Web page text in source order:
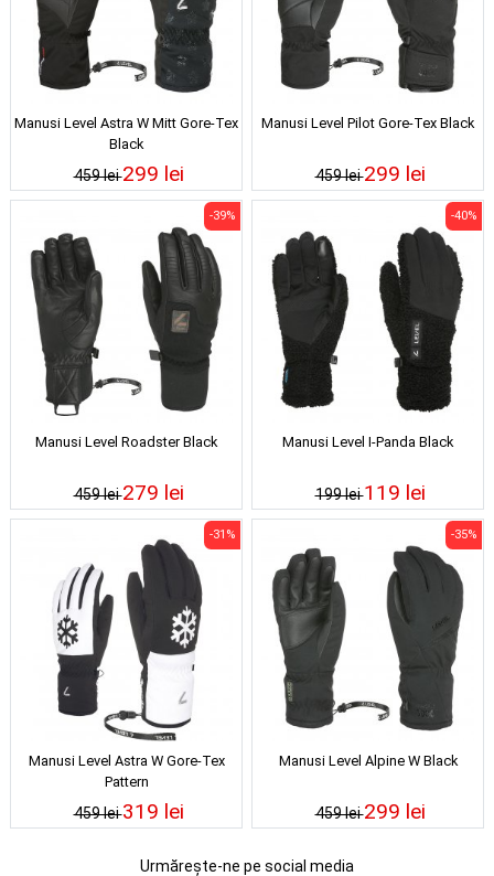
Manusi Level Astra W Mitt Gore-Tex
Black
459 lei299 lei
Manusi Level Pilot Gore-Tex Black
459 lei299 lei
Manusi Level Roadster Black
459 lei
-39%
279 lei
Manusi Level I-Panda Black
199 lei
-40%
119 lei
Manusi Level Astra W Gore-Tex
Pattern
459 lei
-31%
319 lei
Manusi Level Alpine W Black
459 lei
-35%
299 lei
Urmărește-ne pe social media